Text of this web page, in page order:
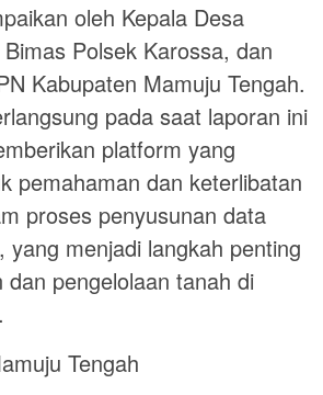
oleh Kepala Desa
Polsek Karossa, dan
Kabupaten Mamuju Tengah.
pada saat laporan ini
platform yang
pemahaman dan keterlibatan
proses penyusunan data
yang menjadi langkah penting
pengelolaan tanah di
Tengah